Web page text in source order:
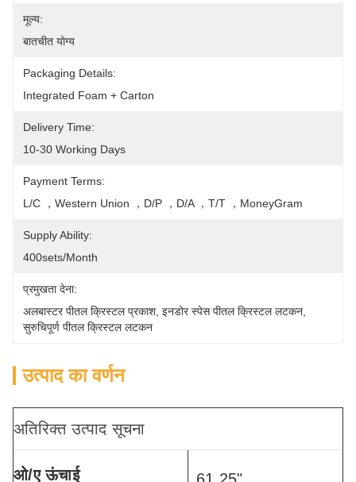
मूल्य:
बातचीत योग्य
Packaging Details:
Integrated Foam + Carton
Delivery Time:
10-30 Working Days
Payment Terms:
L/C ，Western Union ，D/P ，D/A ，T/T ，MoneyGram
Supply Ability:
400sets/month
प्रमुखता देना:
अलबास्टर पीतल क्रिस्टल प्रकाश इनडोर स्पेस पीतल क्रिस्टल लटकन
सुरुचिपूर्ण पीतल क्रिस्टल लटकन
उत्पाद का वर्णन
अतिरिक्त उत्पाद सूचना
ओ/ए ऊंचाई